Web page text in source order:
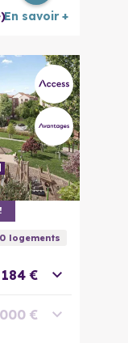
En savoir +
logements
€
€